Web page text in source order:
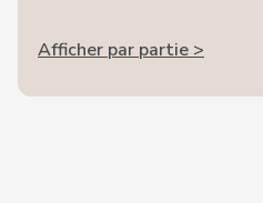
Afficher par partie >